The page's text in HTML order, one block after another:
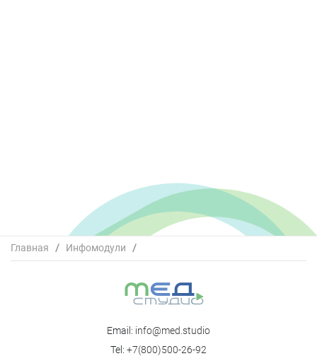
Главная / Инфомодули
/
Эволюция терапевтических подходов и препаратов,
Email: info@med.studio
Tel: +7(800)500-26-92